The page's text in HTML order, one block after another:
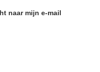
naar mijn e-mail